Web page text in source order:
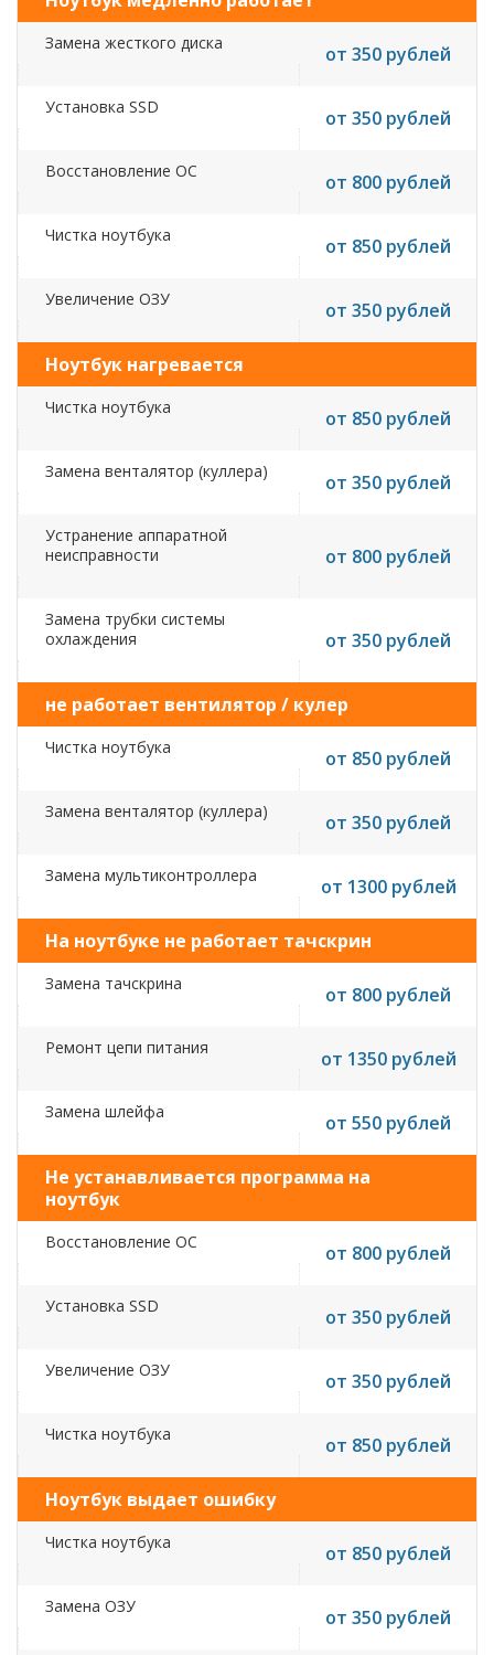
Замена жесткого диска от 350 рублей
Установка SSD от 350 рублей
Восстановление ОС от 800 рублей
Чистка ноутбука от 850 рублей
Увеличение ОЗУ от 350 рублей
Ноутбук нагревается
Чистка ноутбука от 850 рублей
Замена венталятор (куллера) от 350 рублей
Устранение аппаратной
неисправности
от 800 рублей
Замена трубки системы
охлаждения
от 350 рублей
не работает вентилятор / кулер
Чистка ноутбука от 850 рублей
Замена венталятор (куллера) от 350 рублей
Замена мультиконтроллера от 1300 рублей
На ноутбуке не работает тачскрин
Замена тачскрина от 800 рублей
Ремонт цепи питания от 1350 рублей
Замена шлейфа от 550 рублей
Не устанавливается программа на
ноутбук
Восстановление ОС от 800 рублей
Установка SSD от 350 рублей
Увеличение ОЗУ от 350 рублей
Чистка ноутбука от 850 рублей
Ноутбук выдает ошибку
Чистка ноутбука от 850 рублей
Замена ОЗУ от 350 рублей